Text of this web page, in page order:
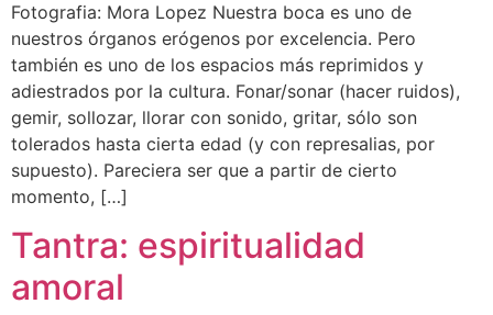
Fotografia: Mora Lopez Nuestra boca es uno de
nuestros órganos erógenos por excelencia. Pero
también es uno de los espacios más reprimidos y
adiestrados por la cultura. Fonar/sonar (hacer ruidos),
gemir, sollozar, llorar con sonido, gritar, sólo son
tolerados hasta cierta edad (y con represalias, por
supuesto). Pareciera ser que a partir de cierto
momento, […]
Tantra: espiritualidad
amoral